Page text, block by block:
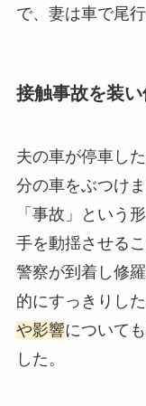
で、妻は車で尾
接触事故を装
夫の車が停車し
分の車をぶつけま
「事故」という
手を動揺させるこ
警察が到着し修
的にすっきりした
や影響について
した。